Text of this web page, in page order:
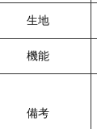
生地
機能
備考